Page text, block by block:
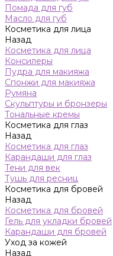
Помада для губ
Масло для губ
Косметика для лица
Назад
Косметика для лица
Консилеры
Пудра для макияжа
Спонжи для макияжа
Румяна
Скульптуры и бронзеры
Тональные кремы
Косметика для глаз
Назад
Косметика для глаз
Карандаши для глаз
Тени для век
Тушь для ресниц
Косметика для бровей
Назад
Косметика для бровей
Гель для укладки бровей
Карандаши для бровей
Уход за кожей
Назад